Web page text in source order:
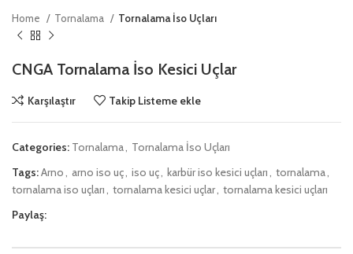
Home Tornalama Tornalama İso Uçları
CNGA Tornalama İso Kesici Uçlar
Karşılaştır Takip Listeme ekle
Categories: Tornalama, Tornalama İso Uçları
Tags:Arno, arno iso uç, iso uç, karbür iso kesici uçları, tornalama,
tornalama iso uçları, tornalama kesici uçlar, tornalama kesici uçları
Paylaş: